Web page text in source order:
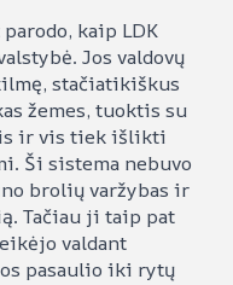
kaip LDK
Jos valdovų
stačiatikiškus
žemes, tuoktis su
ir vis tiek išlikti
Ši sistema nebuvo
brolių varžybas ir
Tačiau ji taip pat
valdant
pasaulio iki rytų